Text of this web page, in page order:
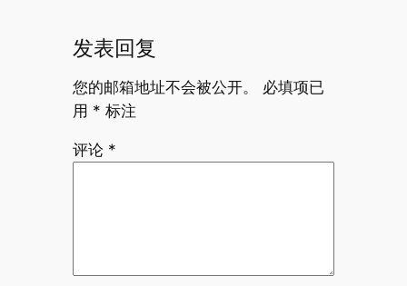
发表回复
您的邮箱地址不会被公开。
必填项已
用 * 标注
评论 *